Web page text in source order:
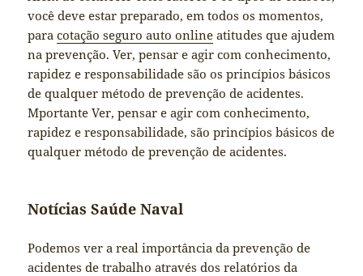
você deve estar preparado, em todos os momentos,
paracotação seguro auto online atitudes que ajudem
na prevenção. Ver, pensar e agir com conhecimento,
rapidez e responsabilidade são os princípios básicos
de qualquer método de prevenção de acidentes.
Mportante Ver, pensar e agir com conhecimento,
rapidez e responsabilidade, são princípios básicos de
qualquer método de prevenção de acidentes.
Notícias Saúde Naval
Podemos ver a real importância da prevenção de
acidentes de trabalho através dos relatórios da